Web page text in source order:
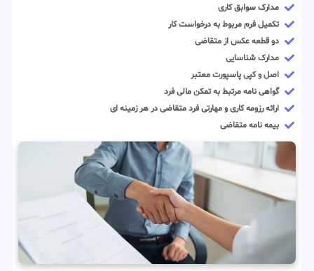
مدارک سوابق کاری
تکمیل فرم مربوط به درخواست کار
دو قطعه عکس از متقاضی
مدارک شناسایی
اصل و کپی پاسپورت معتبر
گواهی نامه مرتبط به تمکن مالی فرد
ارائه رزومه کاری و مهارتی فرد متقاضی در هر زمینه ای
بیمه نامه متقاضی